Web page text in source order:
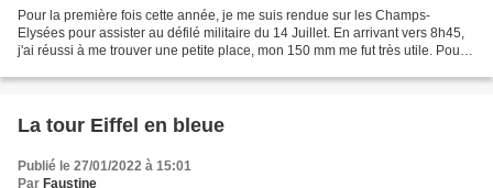
Pour la première fois cette année, je me suis rendue sur les Champs-
Elysées pour assister au défilé militaire du 14 Juillet. En arrivant vers 8h45,
j'ai réussi à me trouver une petite place, mon 150 mm me fut très utile. Pour
La tour Eiffel en bleue
Publié le 27/01/2022 à 15:01
Par Faustine